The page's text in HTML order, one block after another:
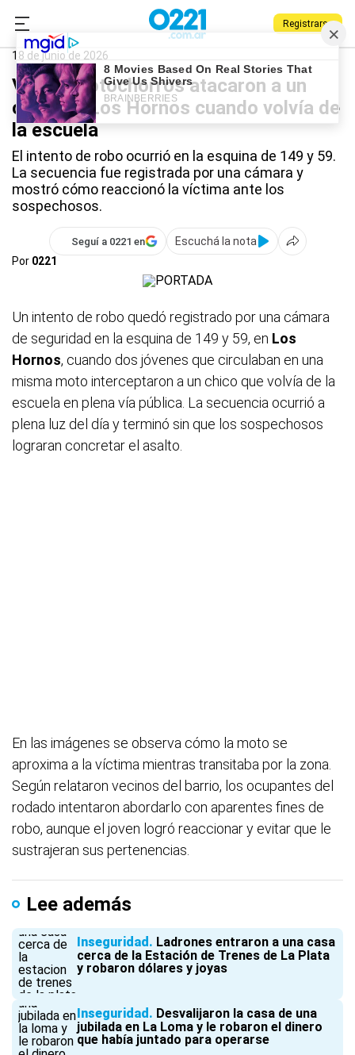
Registrarse
0221.com.ar
Los Hornos
18 de junio de 2026
Video: motochorros atacaron a un
chico en Los Hornos cuando volvía de
la escuela
El intento de robo ocurrió en la esquina de 149 y 59.
La secuencia fue registrada por una cámara y
mostró cómo reaccionó la víctima ante los
sospechosos.
Seguí a 0221 en
Escuchá la nota
Por 0221
Un intento de robo quedó registrado por una cámara
de seguridad en la esquina de 149 y 59, en Los
Hornos, cuando dos jóvenes que circulaban en una
misma moto interceptaron a un chico que volvía de la
escuela en plena vía pública. La secuencia ocurrió a
plena luz del día y terminó sin que los sospechosos
lograran concretar el asalto.
En las imágenes se observa cómo la moto se
aproxima a la víctima mientras transitaba por la zona.
Según relataron vecinos del barrio, los ocupantes del
rodado intentaron abordarlo con aparentes fines de
robo, aunque el joven logró reaccionar y evitar que le
sustrajeran sus pertenencias.
Lee además
Inseguridad
Ladrones entraron a una casa
cerca de la Estación de Trenes de La Plata
y robaron dólares y joyas
Inseguridad
Desvalijaron la casa de una
jubilada en La Loma y le robaron el dinero
que había juntado para operarse